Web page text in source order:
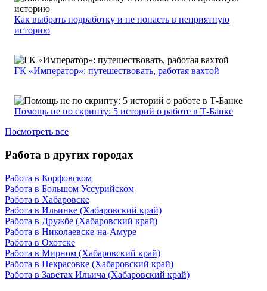
Как выбрать подработку и не попасть в неприятную
историю
ГК «Император»: путешествовать, работая вахтой
Помощь не по скрипту: 5 историй о работе в Т-Банке
Посмотреть все
Работа в других городах
Работа в Корфовском
Работа в Большом Уссурийском
Работа в Хабаровске
Работа в Ильинке (Хабаровский край)
Работа в Дружбе (Хабаровский край)
Работа в Николаевске-на-Амуре
Работа в Охотске
Работа в Мирном (Хабаровский край)
Работа в Некрасовке (Хабаровский край)
Работа в Заветах Ильича (Хабаровский край)